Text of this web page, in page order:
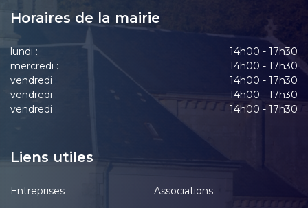
Horaires de la mairie
lundi :
14h00 - 17h30
mercredi :
14h00 - 17h30
vendredi :
14h00 - 17h30
vendredi :
14h00 - 17h30
vendredi :
14h00 - 17h30
Liens utiles
Entreprises Associations